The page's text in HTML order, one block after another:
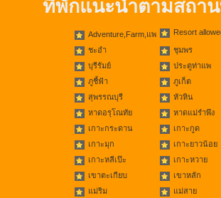
ที่พักแนะนำตามสถา
Adventure,Farm,แพ Resort
ชะอำ ชุมพร
บุรีรัมย์
ประตูท่าแพ
ภูชี้ฟ้า
ภูเก็ต
สุพรรณบุรี
หัวหิน
หาดอรุโณทัย
หาดแม่รำพึง
เกาะกระดาน
เกาะกูด
เกาะมุก
เกาะยาวน้อย
เกาะหลีเป๊ะ
เกาะหวาย
เขาตะเกียบ
เขาหลัก
แม่ริม
แม่สาย